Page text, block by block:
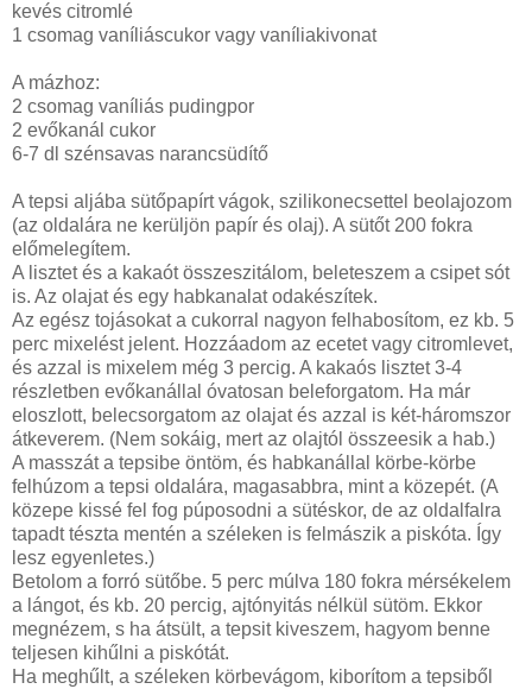
kevés citromlé
1 csomag vaníliáscukor vagy vaníliakivonat
A mázhoz:
2 csomag vaníliás pudingpor
2 evőkanál cukor
6-7 dl szénsavas narancsüdítő
A tepsi aljába sütőpapírt vágok, szilikonecsettel beolajozom
(az oldalára ne kerüljön papír és olaj). A sütőt 200 fokra
előmelegítem.
A lisztet és a kakaót összeszitálom, beleteszem a csipet sót
is. Az olajat és egy habkanalat odakészítek.
Az egész tojásokat a cukorral nagyon felhabosítom, ez kb. 5
perc mixelést jelent. Hozzáadom az ecetet vagy citromlevet,
és azzal is mixelem még 3 percig. A kakaós lisztet 3-4
részletben evőkanállal óvatosan beleforgatom. Ha már
eloszlott, belecsorgatom az olajat és azzal is két-háromszor
átkeverem. (Nem sokáig, mert az olajtól összeesik a hab.)
A masszát a tepsibe öntöm, és habkanállal körbe-körbe
felhúzom a tepsi oldalára, magasabbra, mint a közepét. (A
közepe kissé fel fog púposodni a sütéskor, de az oldalfalra
tapadt tészta mentén a széleken is felmászik a piskóta. Így
lesz egyenletes.)
Betolom a forró sütőbe. 5 perc múlva 180 fokra mérsékelem
a lángot, és kb. 20 percig, ajtónyitás nélkül sütöm. Ekkor
megnézem, s ha átsült, a tepsit kiveszem, hagyom benne
teljesen kihűlni a piskótát.
Ha meghűlt, a széleken körbevágom, kiborítom a tepsiből